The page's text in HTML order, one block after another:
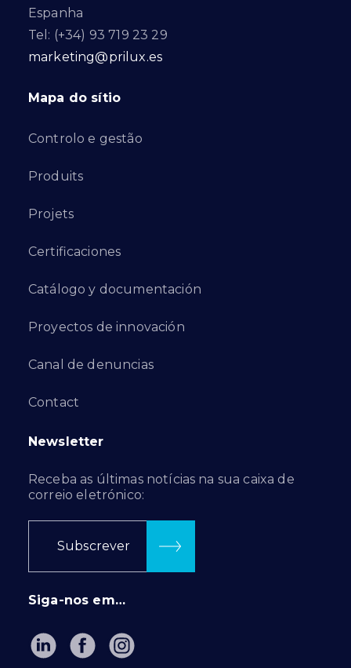
Espanha
Tel: (+34) 93 719 23 29
marketing@prilux.es
Mapa do sítio
Controlo e gestão
Produits
Projets
Certificaciones
Catálogo y documentación
Proyectos de innovación
Canal de denuncias
Contact
Newsletter
Receba as últimas notícias na sua caixa de
correio eletrónico:
Subscrever
Siga-nos em…